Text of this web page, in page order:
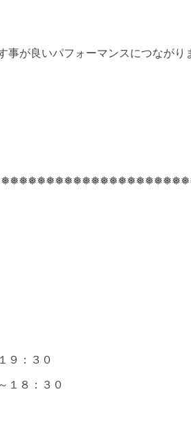
が良いパフォーマンスにつながり
９：３０
１８：３０